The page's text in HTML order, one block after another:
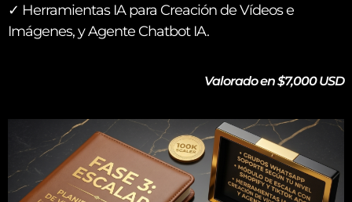
✓ Herramientas IA para Creación de Vídeos e
Imágenes, y Agente Chatbot IA.
Valorado en $7,000 USD